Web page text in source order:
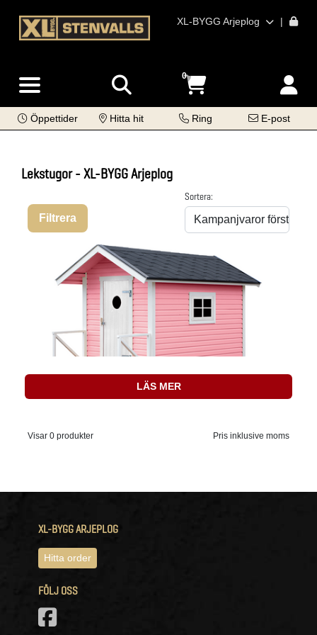
XL-BYGG Arjeplog |
0
Öppettider Hitta hit Ring E-post
Lekstugor - XL-BYGG Arjeplog
Filtrera
Sortera:
LÄS MER
Visar 0 produkter Pris inklusive moms
XL-BYGG ARJEPLOG
Hitta order
FÖLJ OSS